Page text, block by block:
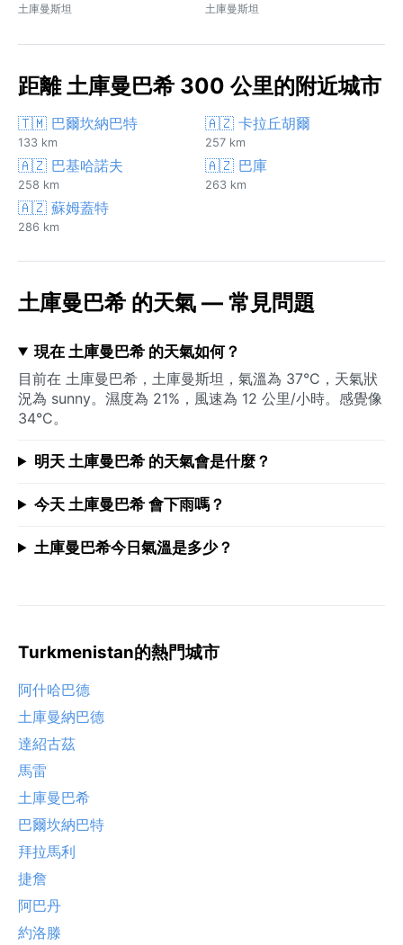
土庫曼斯坦 土庫曼斯坦
距離 土庫曼巴希 300 公里的附近城市
🇹🇲 巴爾坎納巴特
133 km
🇦🇿 卡拉丘胡爾
257 km
🇦🇿 巴基哈諾夫
258 km
🇦🇿 巴庫
263 km
🇦🇿 蘇姆蓋特
286 km
土庫曼巴希 的天氣 — 常見問題
現在 土庫曼巴希 的天氣如何？
目前在 土庫曼巴希，土庫曼斯坦，氣溫為 37°C，天氣狀
況為 sunny。濕度為 21%，風速為 12 公里/小時。感覺像
34°C。
明天 土庫曼巴希 的天氣會是什麼？
今天 土庫曼巴希 會下雨嗎？
土庫曼巴希今日氣溫是多少？
Turkmenistan的熱門城市
阿什哈巴德
土庫曼納巴德
達紹古茲
馬雷
土庫曼巴希
巴爾坎納巴特
拜拉馬利
捷詹
阿巴丹
約洛滕